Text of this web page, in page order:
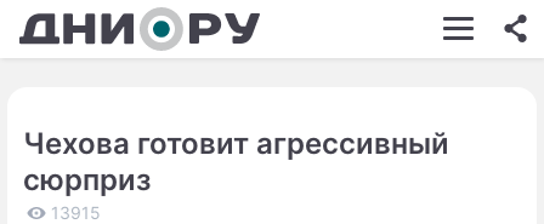
ШОУ-БИЗНЕС
КИНО
Чехова готовит агрессивный
сюрприз
13915